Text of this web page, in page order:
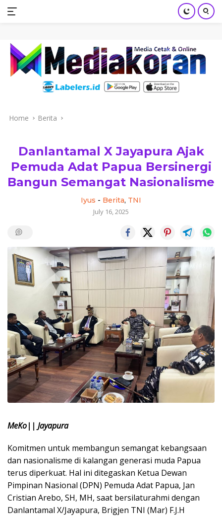
Skip
content
Home Berita
Danlantamal X Jayapura Ajak
Pemuda Adat Papua Bersinergi
Bangun Semangat Nasionalisme
Iyus - Berita, TNI
July 16, 2025
MeKo|| Jayapura
Komitmen untuk membangun semangat kebangsaan
dan nasionalisme di kalangan generasi muda Papua
terus diperkuat. Hal ini ditegaskan Ketua Dewan
Pimpinan Nasional (DPN) Pemuda Adat Papua, Jan
Cristian Arebo, SH, MH, saat bersilaturahmi dengan
Danlantamal X/Jayapura, Brigjen TNI (Mar) F.J.H